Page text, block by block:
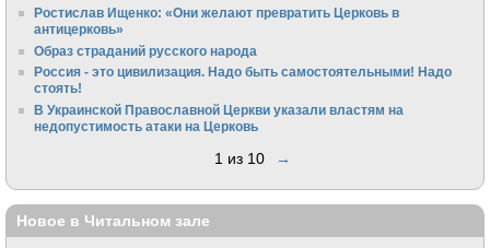
Ростислав Ищенко: «Они желают превратить Церковь в
антицерковь»
Образ страданий русского народа
Россия - это цивилизация. Надо быть самостоятельными! Надо
стоять!
В Украинской Православной Церкви указали властям на
недопустимость атаки на Церковь
1 из 10 →
Новое в Читальном зале